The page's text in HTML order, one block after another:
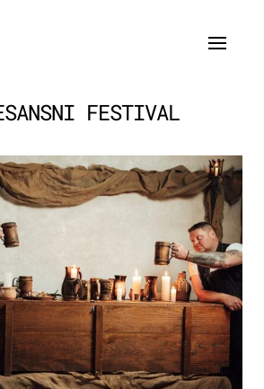
FESTIVAL